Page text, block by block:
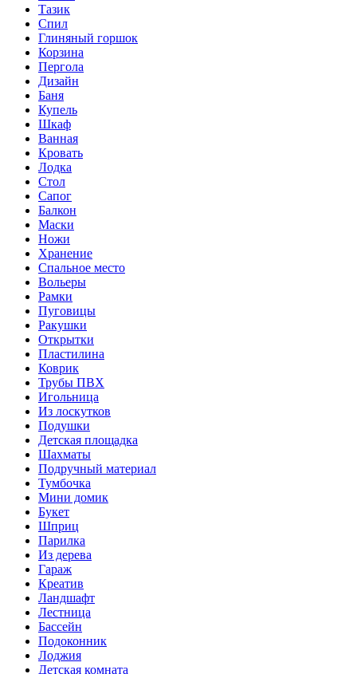
Тазик
Спил
Глиняный горшок
Корзина
Пергола
Дизайн
Баня
Купель
Шкаф
Ванная
Кровать
Лодка
Стол
Сапог
Балкон
Маски
Ножи
Хранение
Спальное место
Вольеры
Рамки
Пуговицы
Ракушки
Открытки
Пластилина
Коврик
Трубы ПВХ
Игольница
Из лоскутков
Подушки
Детская площадка
Шахматы
Подручный материал
Тумбочка
Мини домик
Букет
Шприц
Парилка
Из дерева
Гараж
Креатив
Ландшафт
Лестница
Бассейн
Подоконник
Лоджия
Детская комната